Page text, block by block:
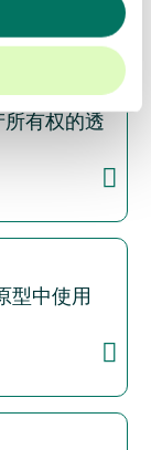
Energy
有权的透
型中使用